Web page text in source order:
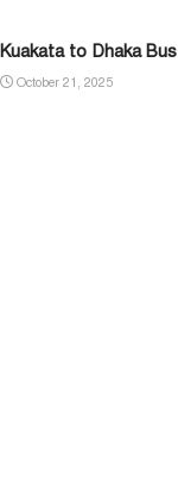
Kuakata to Dhaka Bus
October 21, 2025